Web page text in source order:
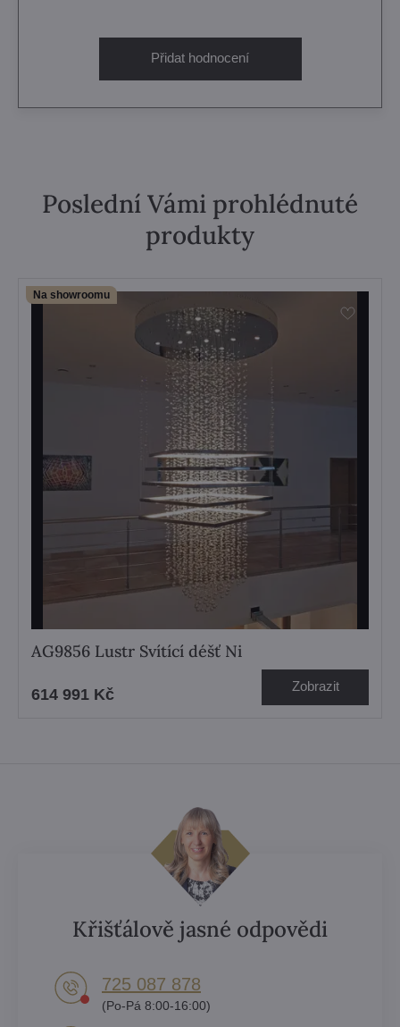
Přidat hodnocení
Poslední Vámi prohlédnuté
produkty
Na showroomu
AG9856 Lustr Svítící déšť Ni
614 991 Kč Zobrazit
Křišťálově jasné odpovědi
725 087 878​
(Po-Pá 8:00-16:00)